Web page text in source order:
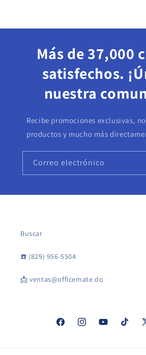
Más de 37,000
satisfechos.
nuestra
Recibe promociones exclusivas,
productos y mucho más
Correo electrónico
Buscar
☎️ (829) 956-5504
📩 ventas@officemate.do
FacebookInstagramYouTubeTikTok
X